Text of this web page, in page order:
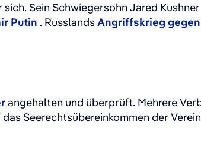
Sein Schwiegersohn Jared
Putin . RusslandsAngriffskrieg
angehalten und überprüft. Mehrere
das Seerechtsübereinkommen der